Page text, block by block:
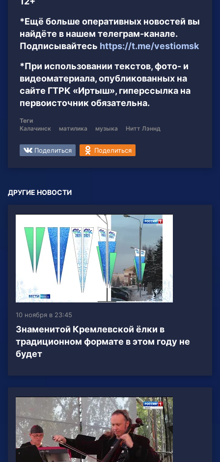
*Ещё больше оперативных новостей вы
найдёте в нашем телеграм-канале.
Подписывайтесь https://t.me/vestiomsk
*При использовании текстов, фото- и
видеоматериала, опубликованных на
сайте ГТРК «Иртыш», гиперссылка на
первоисточник обязательна.
Теги
Калачинск
матилика музыка Нитт Лэннд
Поделиться Поделиться
ДРУГИЕ НОВОСТИ
10 ноября в 23:45
Знаменитой Кремлевской ёлки в
традиционном формате в этом году не
будет